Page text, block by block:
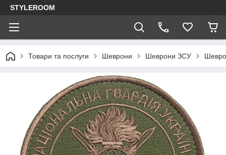
STYLEROOM
Товари та послуги Шеврони Шеврони ЗСУ